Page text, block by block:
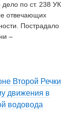
дело по ст. 238 УК
отвечающих
Пострадало
–
Второй Речки
движения в
водовода